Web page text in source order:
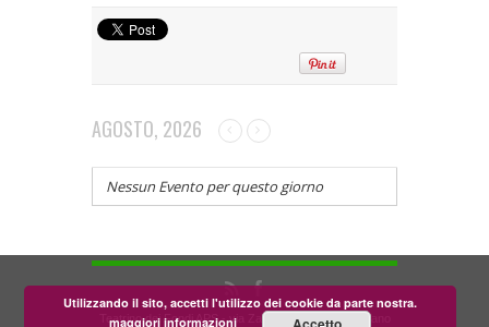
AGOSTO, 2026
Nessun Evento per questo giorno
Teatrino dei Fondi APS - via Zara, 58 56024 Corazzano
Utilizzando il sito, accetti l'utilizzo dei cookie da parte nostra.
maggiori informazioni